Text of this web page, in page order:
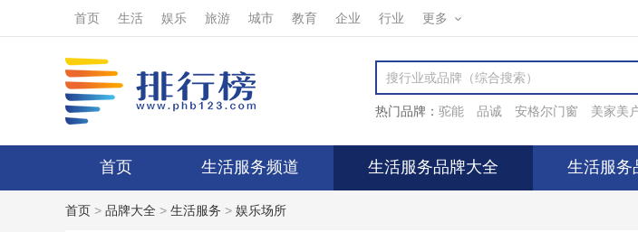
首页 生活 娱乐 旅游 城市 教育 企业 行业 更多
热门品牌： 驼能 品诚 安格尔门窗 美家美
首页 生活服务频道 生活服务品牌大全 生活服务
首页 > 品牌大全 > 生活服务 > 娱乐场所